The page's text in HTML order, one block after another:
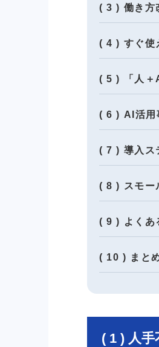
( 3 ) 働き方
( 4 ) すぐ使
( 5 ) 「人＋
( 6 ) AI活用
( 7 ) 導入ス
( 8 ) スモ
( 9 ) よくあ
( 10 ) まと
( 1 ) 人